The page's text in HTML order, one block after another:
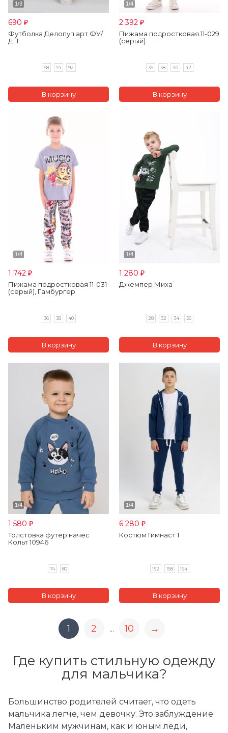
690 ₽
Футболка Делопуп арт ФУ/
ДП
68 74 92
2 392 ₽
Пижама подростковая 11-029
(серый)
36 38 40 42
1 742 ₽
Пижама подростковая 11-031
(серый), Гамбургер
36 38 40
1 280 ₽
Джемпер Миха
28 32 34 36
1 580 ₽
Толстовка футер начёс
Кольт 10946
74 80
6 280 ₽
Костюм Гимнаст 1
152 158 164
1 2 ... 10 →
Где купить стильную одежду
для мальчика?
Большинство родителей считает, что одеть
мальчика легче, чем девочку. Это заблуждение.
Маленьким мужчинам, как и юным леди,